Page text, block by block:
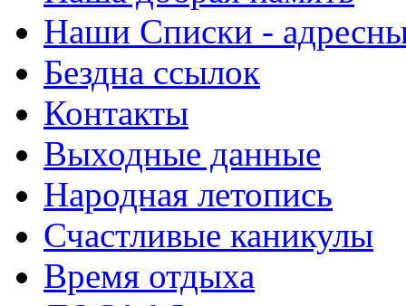
Наши Списки -
Бездна ссылок
Контакты
Выходные данные
Народная летопись
Счастливые каникулы
Время отдыха